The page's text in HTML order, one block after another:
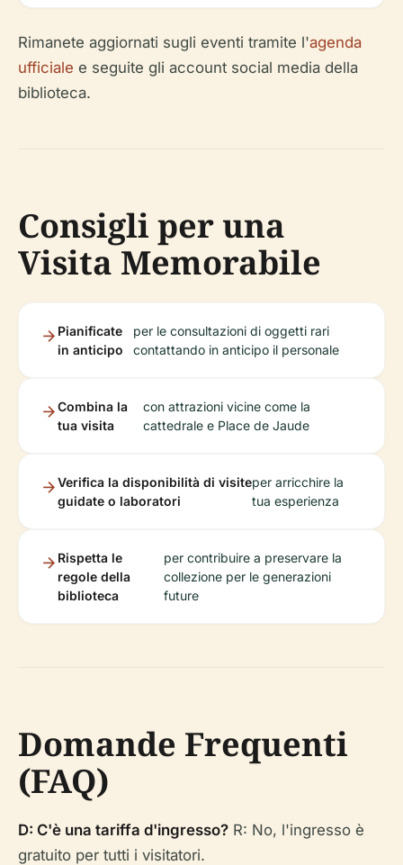
Rimanete aggiornati sugli eventi tramite l'agenda
ufficiale e seguite gli account social media della
biblioteca.
Consigli per una
Visita Memorabile
Pianificate
in anticipo
per le consultazioni di oggetti rari
contattando in anticipo il personale
Combina la
tua visita
con attrazioni vicine come la
cattedrale e Place de Jaude
Verifica la disponibilità di visite
guidate o laboratori
per arricchire la
tua esperienza
Rispetta le
regole della
biblioteca
per contribuire a preservare la
collezione per le generazioni
future
Domande Frequenti
(FAQ)
D: C'è una tariffa d'ingresso? R: No, l'ingresso è
gratuito per tutti i visitatori.